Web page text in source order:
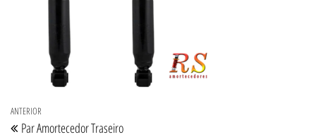
Navegação de Post
Post anterior
ANTERIOR
Par Amortecedor Traseiro